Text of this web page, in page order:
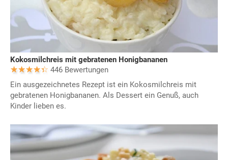
Kokosmilchreis mit gebratenen Honigbananen
446 Bewertungen
Ein ausgezeichnetes Rezept ist ein Kokosmilchreis mit
gebratenen Honigbananen. Als Dessert ein Genuß, auch
Kinder lieben es.